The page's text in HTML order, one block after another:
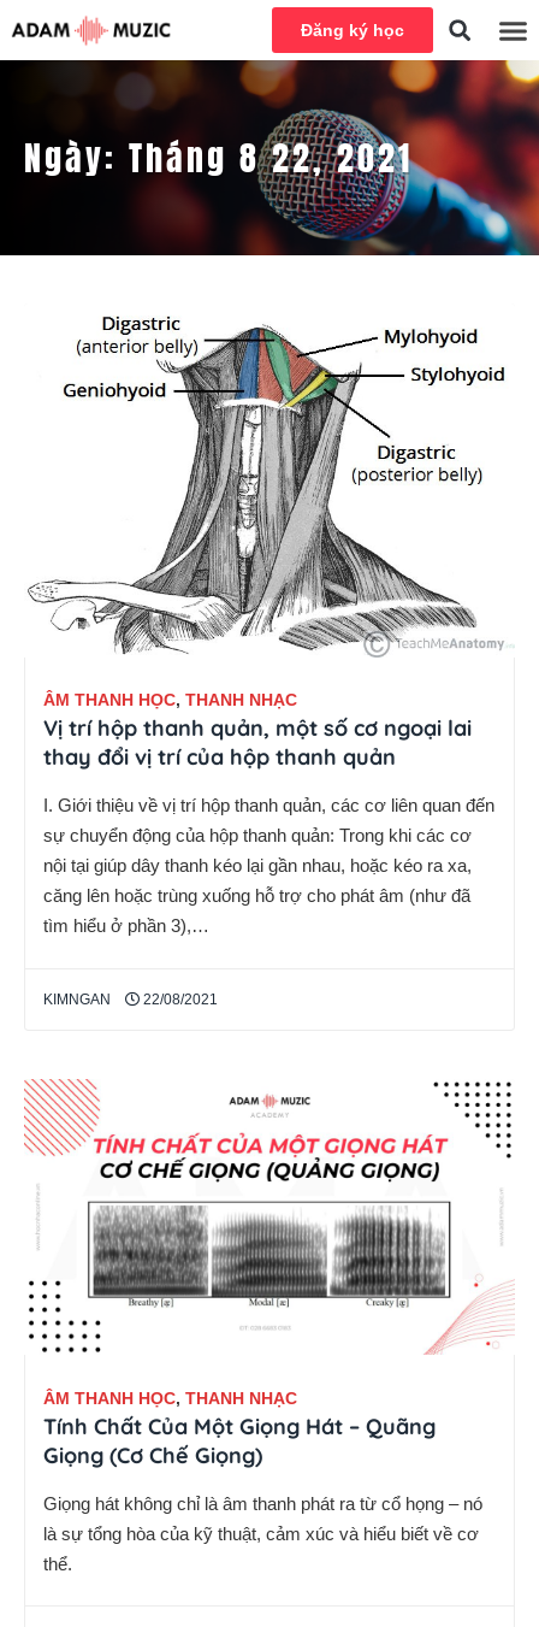
Đăng ký học
Ngày: Tháng 8 22, 2021
ÂM THANH HỌC, THANH NHẠC
Vị trí hộp thanh quản, một số cơ ngoại lai
thay đổi vị trí của hộp thanh quản
I. Giới thiệu về vị trí hộp thanh quản, các cơ liên quan đến
sự chuyển động của hộp thanh quản: Trong khi các cơ
nội tại giúp dây thanh kéo lại gần nhau, hoặc kéo ra xa,
căng lên hoặc trùng xuống hỗ trợ cho phát âm (như đã
tìm hiểu ở phần 3),…
KIMNGAN 22/08/2021
ÂM THANH HỌC, THANH NHẠC
Tính Chất Của Một Giọng Hát – Quãng
Giọng (Cơ Chế Giọng)
Giọng hát không chỉ là âm thanh phát ra từ cổ họng – nó
là sự tổng hòa của kỹ thuật, cảm xúc và hiểu biết về cơ
thể.